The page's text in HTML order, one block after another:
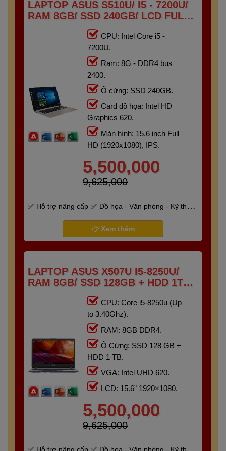
LAPTOP ASUS S510U/ I5 - 7200U/
RAM 8GB/ SSD 240GB/ LCD FULL
CPU: Intel Core i5 -
7200U.
Ram: 8G - DDR4 bus
2400.
Ổ cứng: SSD 240GB.
Card đồ họa: Intel HD
Graphics 620.
Màn hình: 15.6 inch Full
HD (1920x1080), IPS.
5,500,000
9,625,000
Hỗ trợ nâng cấp
Đồ họa - Văn phòng - Kỹ thuật
Bảo hành 6 tháng
Xem thêm
LAPTOP ASUS X507U I5-8250U/
RAM 8GB/ SSD 128GB + HDD 1TB
CPU: Core i5-8250u (Up
to 3.40Ghz).
RAM: 8GB DDR4.
Ổ Cứng: SSD 128 GB +
HDD 1 TB.
VGA: Intel UHD 620.
LCD: 15.6” 1920×1080.
5,500,000
9,625,000